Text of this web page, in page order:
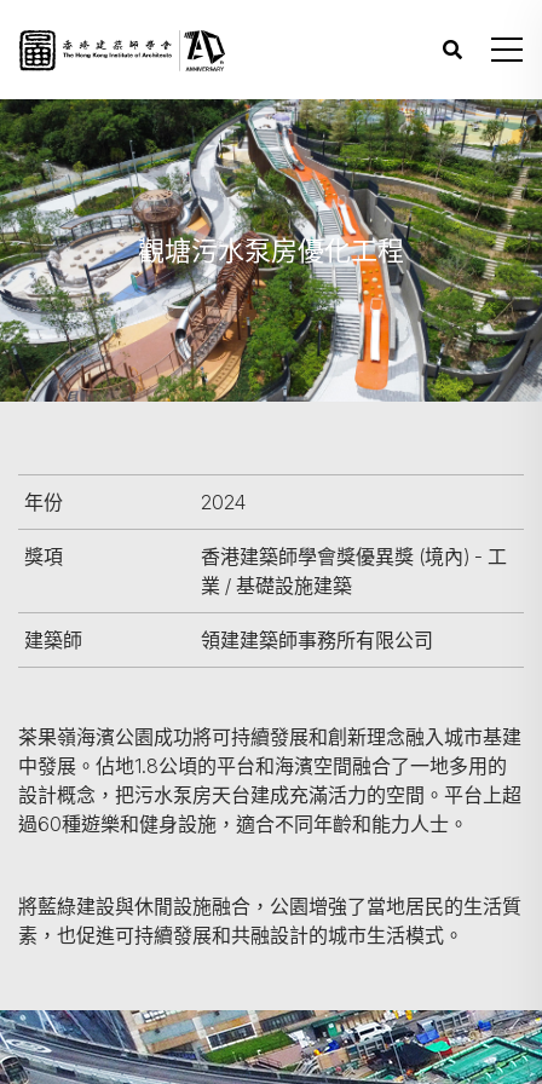
觀塘污水泵房優化工程
年份 2024
獎項
香港建築師學會獎優異獎 (境內) - 工
業 / 基礎設施建築
建築師 領建建築師事務所有限公司
茶果嶺海濱公園成功將可持續發展和創新理念融入城市基建
中發展。佔地1.8公頃的平台和海濱空間融合了一地多用的
設計概念，把污水泵房天台建成充滿活力的空間。平台上超
過60種遊樂和健身設施，適合不同年齡和能力人士。
將藍綠建設與休閒設施融合，公園增強了當地居民的生活質
素，也促進可持續發展和共融設計的城市生活模式。